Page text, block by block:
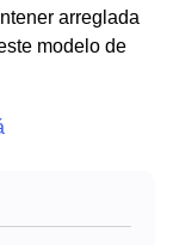
arreglada
modelo de